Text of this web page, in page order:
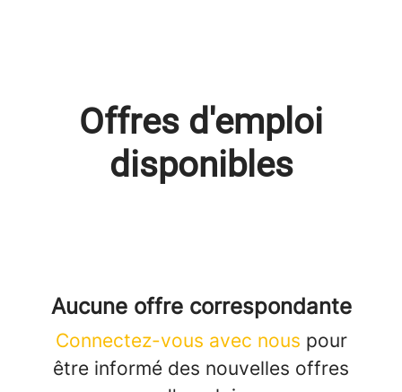
Offres d'emploi
disponibles
Aucune offre correspondante
Connectez-vous avec nous pour
être informé des nouvelles offres